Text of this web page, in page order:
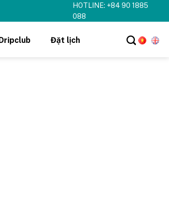
HOTLINE: +84 90 1885
088
Đặt lịch